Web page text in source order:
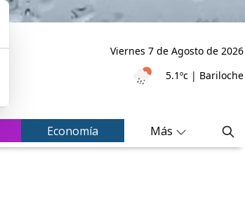
Viernes 7 de Agosto de 2026
5.1ºc | Bariloche
Economía Más